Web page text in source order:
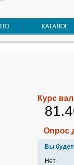
КАТАЛОГ
Курс
Опрос
Вы
Нет